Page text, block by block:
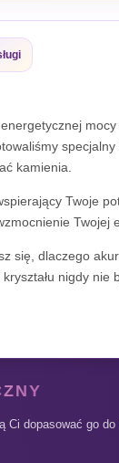
kamienia.
Twoje
Twojej
się, dlaczego
nigdy nie
Ci dopasować go do